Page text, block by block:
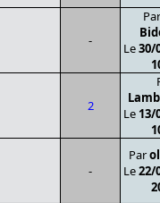
-
Le30/
2
Le 13/
-
Par
Le22/